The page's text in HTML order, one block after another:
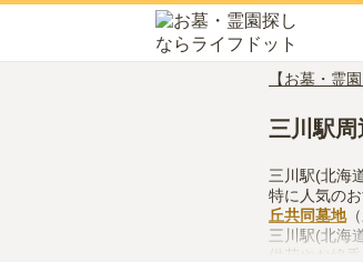
【お墓・霊
三川駅
三川駅(北海
特に人気の
丘共同墓地
三川駅(北海
供花やお線